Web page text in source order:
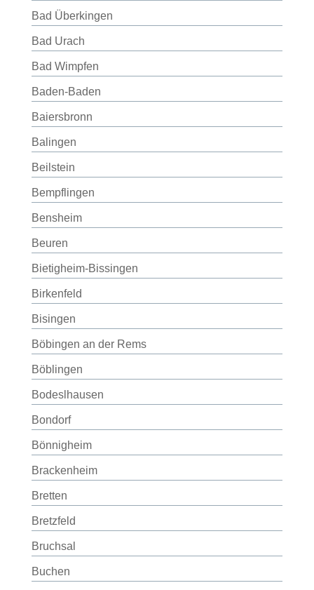
Bad Überkingen
Bad Urach
Bad Wimpfen
Baden-Baden
Baiersbronn
Balingen
Beilstein
Bempflingen
Bensheim
Beuren
Bietigheim-Bissingen
Birkenfeld
Bisingen
Böbingen an der Rems
Böblingen
Bodeslhausen
Bondorf
Bönnigheim
Brackenheim
Bretten
Bretzfeld
Bruchsal
Buchen